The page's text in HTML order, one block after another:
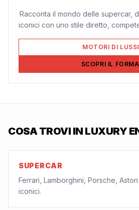
Racconta il mondo delle supercar,
iconici con uno stile diretto,
MOTORI DI
SCOPRI IL
COSA TROVI IN LUXURY
SUPERCAR
Ferrari, Lamborghini, Porsche,
iconici.